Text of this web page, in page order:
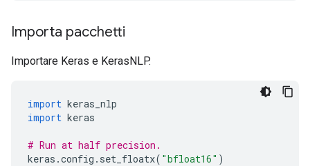
Importa pacchetti
Importare Keras e KerasNLP.
import keras_nlp
import keras
# Run at half precision.
keras .config . set_floatx( "bfloat16" )